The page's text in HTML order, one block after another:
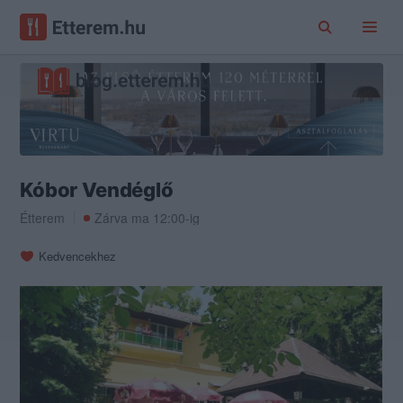
Kóbor Vendéglő
Étterem Zárva ma 12:00-ig
Kedvencekhez